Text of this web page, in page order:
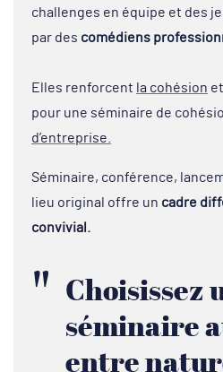
challenges en équipe et des
par des comédiens
Elles renforcent la cohésion
pour une séminaire de
d’entreprise.
Séminaire, conférence,
lieu original offre un cadre
convivial.
Choisissez
séminaire
entre